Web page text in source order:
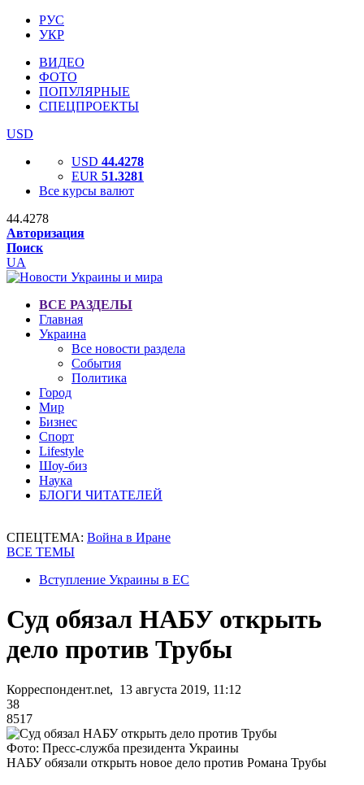
РУС
УКР
ВИДЕО
ФОТО
ПОПУЛЯРНЫЕ
СПЕЦПРОЕКТЫ
USD
USD 44.4278
EUR 51.3281
Все курсы валют
44.4278
Авторизация
Поиск
UA
ВСЕ РАЗДЕЛЫ
Главная
Украина
Все новости раздела
События
Политика
Город
Мир
Бизнес
Спорт
Lifestyle
Шоу-биз
Наука
БЛОГИ ЧИТАТЕЛЕЙ
СПЕЦТЕМА: Война в Иране
ВСЕ ТЕМЫ
Вступление Украины в ЕС
Суд обязал НАБУ открыть
дело против Трубы
Корреспондент.net, 13 августа 2019, 11:12
38
8517
Фото: Пресс-служба президента Украины
НАБУ обязали открыть новое дело против Романа Трубы